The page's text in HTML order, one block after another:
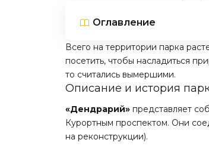
Оглавление
Всего на территории парка
посетить, чтобы насладиться
то считались вымершими.
Описание и история
«Дендрарий» представляет
Курортным проспектом. Они
на реконструкции).